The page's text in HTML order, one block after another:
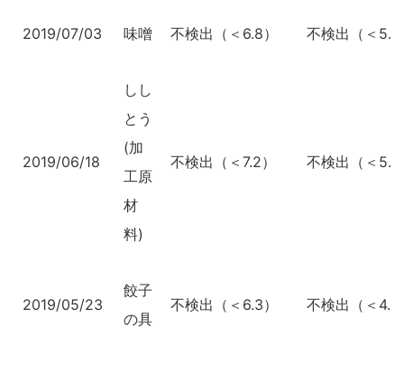
2019/07/03 味噌 不検出（＜6.8） 不検出（＜5.1
2019/06/18
しし
とう
(加
工原
材
料)
不検出（＜7.2） 不検出（＜5.6
2019/05/23
餃子
の具
不検出（＜6.3） 不検出（＜4.9